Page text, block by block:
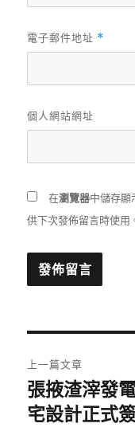
電子郵件地址 *
個人網站網址
在瀏覽器中儲存顯
供下次發佈留言時使用
章
導
上一篇文章
上
一
張掖渣滓發
宅設計正式